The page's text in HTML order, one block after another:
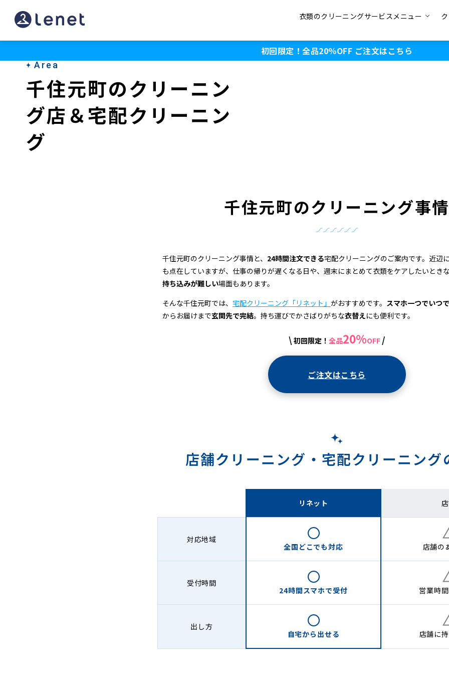
千
住
衣類のクリーニングサービスメニュー
初回限定！全品20％OFF ご注文はこちら
Area
千住元町のクリーニン
グ店＆宅配クリーニン
グ
千住元町のクリーニング事情
千住元町のクリーニング事情と、 24時間注文できる宅配クリーニングのご案内です。近辺
も点在していますが、仕事の帰りが遅くなる日や、週末にまとめて衣類をケアしたいとき
持ち込みが難しい場面もあります。
そんな千住元町では、 宅配クリーニング「リネット」 がおすすめです。 スマホ一つでいつ
からお届けまで玄関先で完結。持ち運びでかさばりがちな衣替えにも便利です。
\ 初回限定！ 全品20%OFF /
ご注文はこちら
店舗クリーニング・ 宅配クリーニング
リネット
対応地域
全国どこでも対応 店舗の
受付時間
24時間スマホで受付 営業時
出し方
自宅から 出せる 店舗に